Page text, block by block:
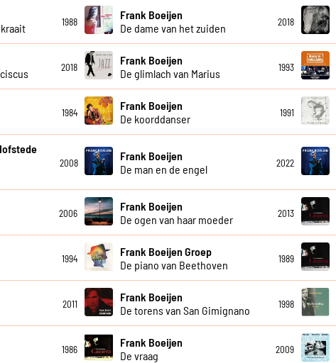
1988
Frank Boeijen
De dame van het zuiden
2018
2018
Frank Boeijen
De glimlach van Marius
1993
1984
Frank Boeijen
De koorddanser
1991
2008
Frank Boeijen
De man en de engel
2022
2006
Frank Boeijen
De ogen van haar moeder
2013
1994
Frank Boeijen Groep
De piano van Beethoven
1989
2011
Frank Boeijen
De torens van San Gimignano
1998
1986
Frank Boeijen
De vraag
2009